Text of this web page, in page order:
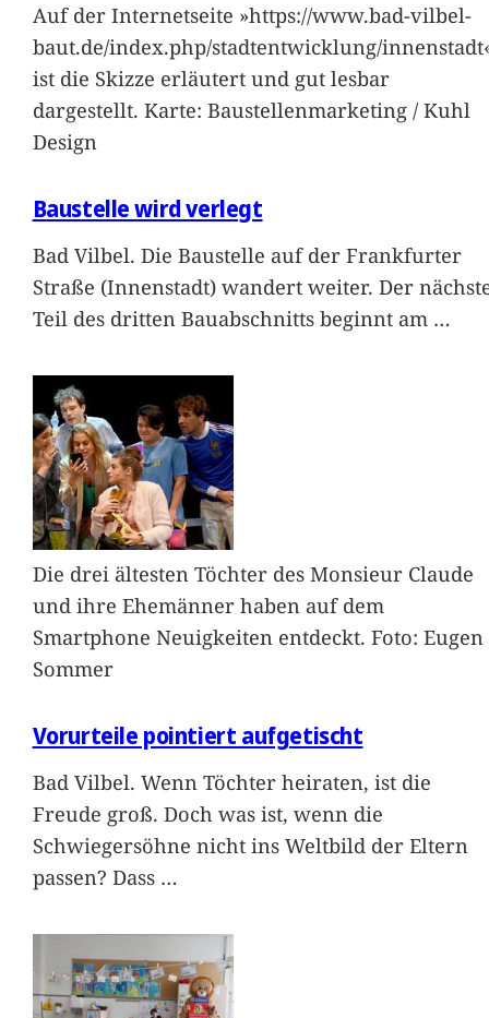
Auf der Internetseite »https://www.bad-vilbel-
baut.de/index.php/stadtentwicklung/
ist die Skizze erläutert und gut lesbar
dargestellt. Karte: Baustellenmarketing / Kuhl
Design
Baustelle wird verlegt
Bad Vilbel. Die Baustelle auf der Frankfurter
Straße (Innenstadt) wandert weiter. Der
Teil des dritten Bauabschnitts beginnt am …
Die drei ältesten Töchter des Monsieur Claude
und ihre Ehemänner haben auf dem
Smartphone Neuigkeiten entdeckt. Foto: Eugen
Sommer
Vorurteile pointiert aufgetischt
Bad Vilbel. Wenn Töchter heiraten, ist die
Freude groß. Doch was ist, wenn die
Schwiegersöhne nicht ins Weltbild der Eltern
passen? Dass …